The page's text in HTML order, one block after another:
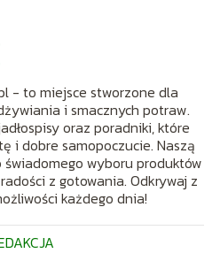
- to miejsce stworzone dla
i smacznych potraw.
oraz poradniki, które
i dobre samopoczucie. Naszą
wyboru produktów
z gotowania. Odkrywaj z
każdego dnia!